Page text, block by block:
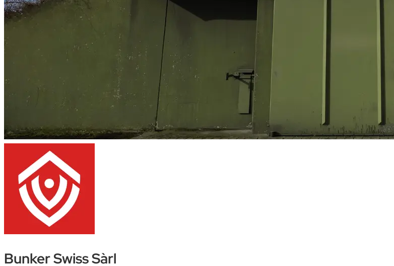
Bunker Swiss Sàrl